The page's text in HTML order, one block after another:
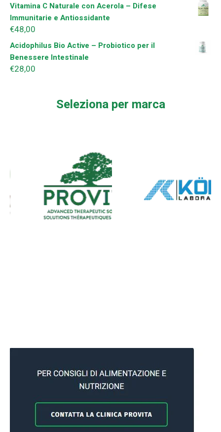
Vitamina C Naturale con Acerola – Difese
Immunitarie e Antiossidante
€48,00
Acidophilus Bio Active – Probiotico per il
Benessere Intestinale
€28,00
Seleziona per marca